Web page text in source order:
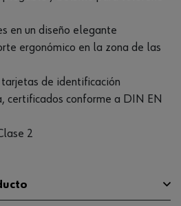
en un diseño elegante
ergonómico en la zona de las
de identificación
certificados conforme a DIN EN
2